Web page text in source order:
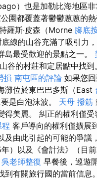
）也是加勒比海地區
園都覆蓋著鬱鬱蔥蔥的熱
羅斯·皮森（Morne 腳底
線的山谷充滿了吸引力
最受歡迎的景點之一。
谷的村莊和定居點中找到
損 南屯區的評論 如果您
灘位於東巴巴多斯（East
是白泡沫波。 天母 撥筋
美麗。 糾正的權利僅受
客戶導向的權利僅擴展
及由此引起的可能的爭議
年）以及《會計法》（目
吳老師整復 早餐後，巡遊
有關旅行國的當前信息。